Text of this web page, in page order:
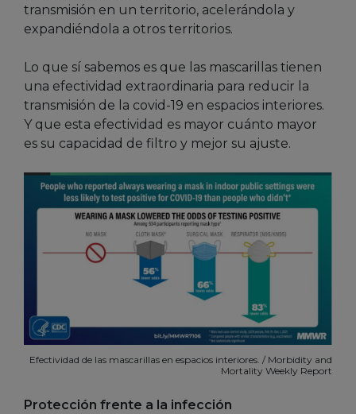
transmisión en un territorio, acelerándola y
expandiéndola a otros territorios.
Lo que sí sabemos es que las mascarillas tienen
una efectividad extraordinaria para reducir la
transmisión de la covid-19 en espacios interiores.
Y que esta efectividad es mayor cuánto mayor
es su capacidad de filtro y mejor su ajuste.
Efectividad de las mascarillas en espacios interiores. / Morbidity and
Mortality Weekly Report
Protección frente a la infección